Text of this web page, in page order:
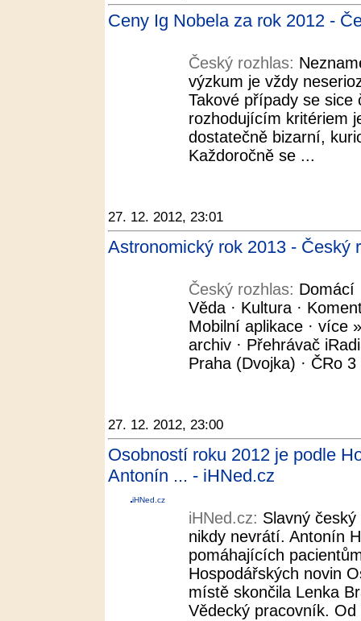
Ceny Ig Nobela za rok 2012 -
Český rozhlas:
výzkum je vždy
Takové případy se
rozhodujícím kritériem
dostatečně bizarní,
Každoročně se ...
27. 12. 2012, 23:01
Astronomický rok 2013 - Český
Český rozhlas: Domácí
Věda · Kultura ·
Mobilní aplikace · více
archiv · Přehrávač
Praha (Dvojka) · ČRo
27. 12. 2012, 23:00
Osobností roku 2012 je podle
Antonín ... - iHNed.cz
iHNed.cz
iHNed.cz: Slavný
nikdy nevrátí. Antonín
pomáhajících
Hospodářských novin
místě skončila Lenka
Vědecký pracovník. Od